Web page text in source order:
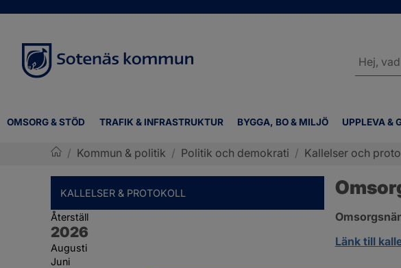
OMSORG & STÖD TRAFIK & INFRASTRUKTUR BYGGA, BO & MILJÖ UPPLEVA &
/ Kommun & politik / Politik och demokrati / Kallelser och
KALLELSER & PROTOKOLL
Återställ
År:
2026
Augusti
Juni
Länk till